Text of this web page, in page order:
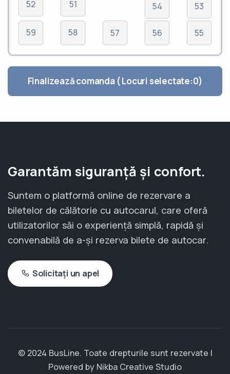
52
59
51
58 57
54
56
53
55
Finalizează comanda ( Locuri selectate:0)
Garantăm siguranță și confort.
Suntem o platformă online de rezervare a
biletelor de călătorie cu autocarul, care oferă
utilizatorilor săi o experiență simplă, rapidă și
convenabilă de a-și rezerva bilete de autocar.
Solicitați un apel
© 2024 BusLine. Toate drepturile sunt rezervate |
Powered by Nikba Creative Studio